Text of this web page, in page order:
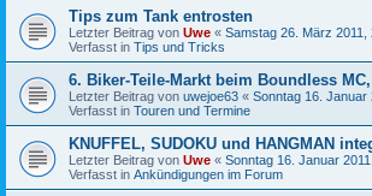
Tips zum Tank entrosten
Letzter Beitrag von Uwe « Samstag 26. März 2011,
Verfasst in Tips und Tricks
6. Biker-Teile-Markt beim Boundless
Letzter Beitrag von uwejoe63 « Sonntag 16. Januar
Verfasst in Touren und Termine
KNUFFEL, SUDOKU und HANGMAN
Letzter Beitrag von Uwe « Sonntag 16. Januar
Verfasst in Ankündigungen im Forum